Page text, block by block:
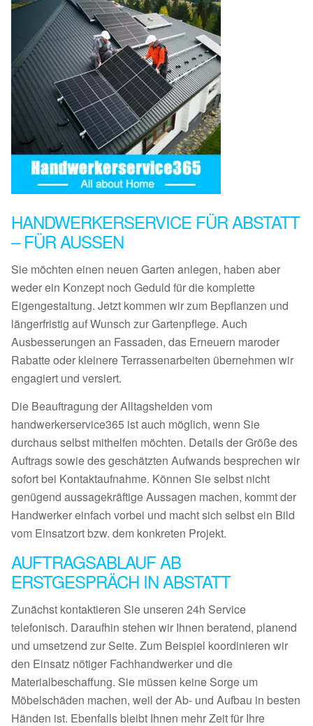
HANDWERKERSERVICE FÜR ABSTATT
– FÜR AUSSEN
Sie möchten einen neuen Garten anlegen, haben aber
weder ein Konzept noch Geduld für die komplette
Eigengestaltung. Jetzt kommen wir zum Bepflanzen und
längerfristig auf Wunsch zur Gartenpflege. Auch
Ausbesserungen an Fassaden, das Erneuern maroder
Rabatte oder kleinere Terrassenarbeiten übernehmen wir
engagiert und versiert.
Die Beauftragung der Alltagshelden vom
handwerkerservice365 ist auch möglich, wenn Sie
durchaus selbst mithelfen möchten. Details der Größe des
Auftrags sowie des geschätzten Aufwands besprechen wir
sofort bei Kontaktaufnahme. Können Sie selbst nicht
genügend aussagekräftige Aussagen machen, kommt der
Handwerker einfach vorbei und macht sich selbst ein Bild
vom Einsatzort bzw. dem konkreten Projekt.
AUFTRAGSABLAUF AB
ERSTGESPRÄCH IN ABSTATT
Zunächst kontaktieren Sie unseren 24h Service
telefonisch. Daraufhin stehen wir Ihnen beratend, planend
und umsetzend zur Seite. Zum Beispiel koordinieren wir
den Einsatz nötiger Fachhandwerker und die
Materialbeschaffung. Sie müssen keine Sorge um
Möbelschäden machen, weil der Ab- und Aufbau in besten
Händen ist. Ebenfalls bleibt Ihnen mehr Zeit für Ihre